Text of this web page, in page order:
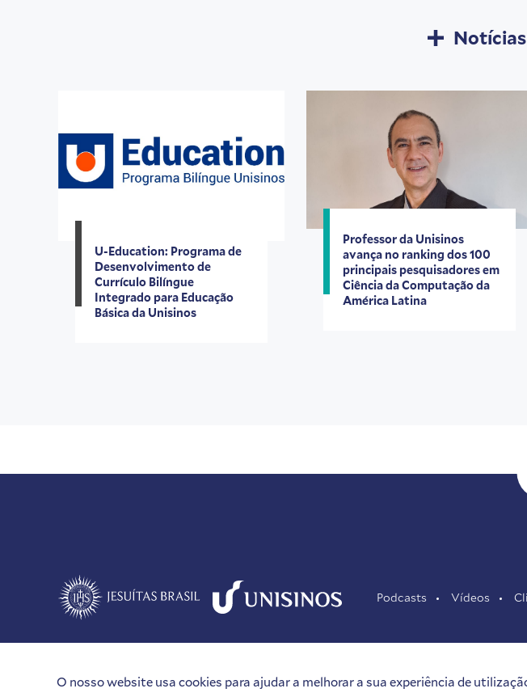
U-Education: Programa de
Desenvolvimento de
Currículo Bilíngue
Integrado para Educação
Básica da Unisinos
Professor da Unisinos
avança no ranking dos 100
principais pesquisadores em
Ciência da Computação da
América Latina
O nosso website usa cookies para ajudar a melhorar a sua experiência de
Podcasts Vídeos